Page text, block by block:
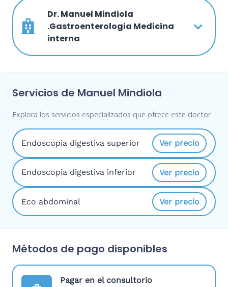
Dr. Manuel Mindiola
.Gastroenterologia Medicina
interna
Servicios de Manuel Mindiola
Explora los servicios especializados que ofrece este doctor
Endoscopia digestiva superior Ver precio
Endoscopia digestiva inferior Ver precio
Eco abdominal Ver precio
Métodos de pago disponibles
Pagar en el consultorio